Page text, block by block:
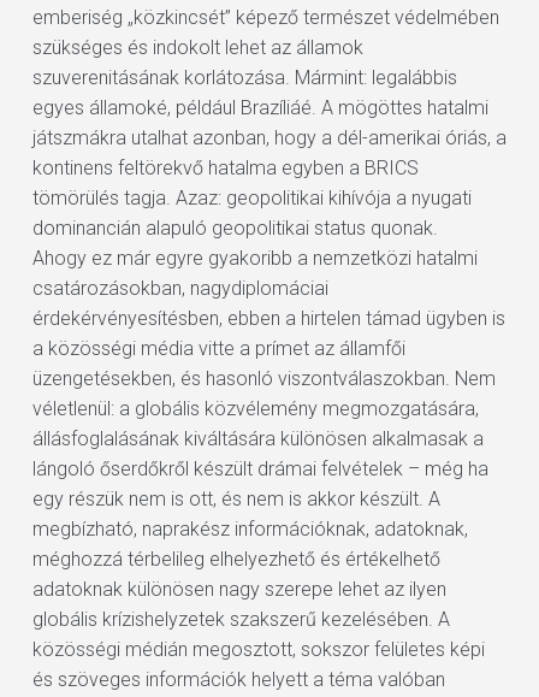
emberiség „közkincsét” képező természet védelmében
szükséges és indokolt lehet az államok
szuverenitásának korlátozása. Mármint: legalábbis
egyes államoké, például Brazíliáé. A mögöttes hatalmi
játszmákra utalhat azonban, hogy a dél-amerikai óriás, a
kontinens feltörekvő hatalma egyben a BRICS
tömörülés tagja. Azaz: geopolitikai kihívója a nyugati
dominancián alapuló geopolitikai status quonak.
Ahogy ez már egyre gyakoribb a nemzetközi hatalmi
csatározásokban, nagydiplomáciai
érdekérvényesítésben, ebben a hirtelen támad ügyben is
a közösségi média vitte a prímet az államfői
üzengetésekben, és hasonló viszontválaszokban. Nem
véletlenül: a globális közvélemény megmozgatására,
állásfoglalásának kiváltására különösen alkalmasak a
lángoló őserdőkről készült drámai felvételek – még ha
egy részük nem is ott, és nem is akkor készült. A
megbízható, naprakész információknak, adatoknak,
méghozzá térbelileg elhelyezhető és értékelhető
adatoknak különösen nagy szerepe lehet az ilyen
globális krízishelyzetek szakszerű kezelésében. A
közösségi médián megosztott, sokszor felületes képi
és szöveges információk helyett a téma valóban